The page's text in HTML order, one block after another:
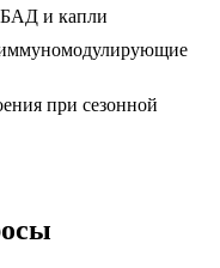
БАД и капли
при сезонной